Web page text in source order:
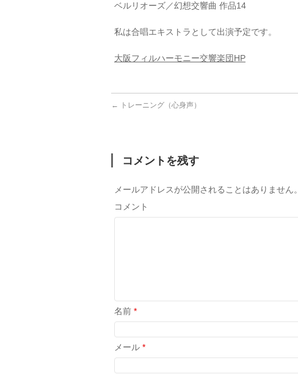
ベルリオーズ／幻想交響曲 作品14
私は合唱エキストラとして出演予定です。
大阪フィルハーモニー交響楽団HP
← トレーニング（心身声）
コメントを残す
メールアドレスが公開されることはありません。
コメント
名前 *
メール *